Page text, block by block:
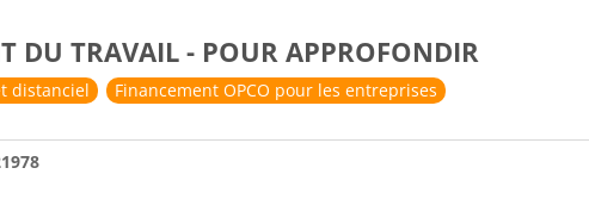
DU TRAVAIL - POUR APPROFONDIR
distanciel Financement OPCO pour les entreprises